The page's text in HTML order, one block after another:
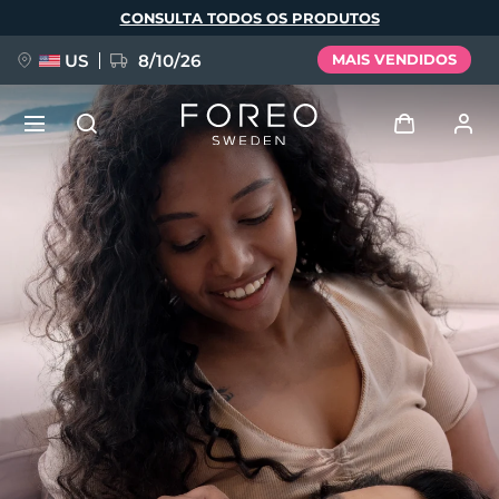
principal
CONSULTA TODOS OS PRODUTOS
US 8/10/26 MAIS VENDIDOS
Perfil de usuário
Meus aparelhos
Meus pedidos
Meus endereços
As minhas subscrições
NOVIDADE
FAQ™ Pure Beauty-Tech Elixir
BREAKING NEWS
issa™ Teeth Whitening Set
Idioma
English Deutsch
Español
Français
Italiano
Português
Polski
Svenska
Русский
Türkçe
简体中文 繁體中文